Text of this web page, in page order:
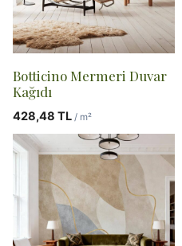
Botticino Mermeri Duvar
Kağıdı
428,48 TL / m²